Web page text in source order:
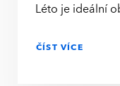
Léto je ideální
ČÍST VÍCE